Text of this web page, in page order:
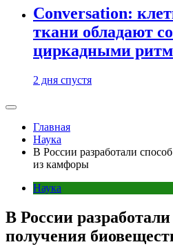
Conversation:
ткани обладают
циркадными
2 дня спустя
Главная
Наука
В России разработали
из камфоры
Наука
В России разработали
получения